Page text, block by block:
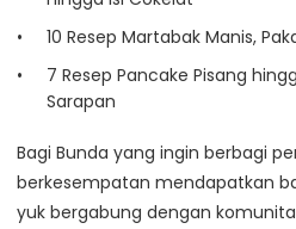
10 Resep Martabak Manis,
7 Resep Pancake Pisang
Sarapan
Bagi Bunda yang ingin berbagi
berkesempatan mendapatkan
yuk bergabung dengan